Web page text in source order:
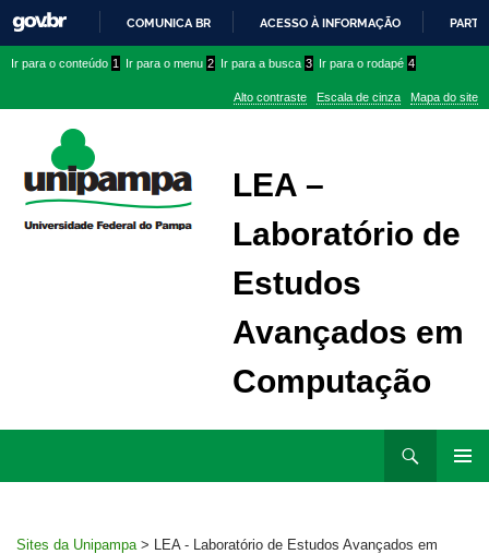
PARA
CONTEÚDO
COMUNICA BR ACESSO À INFORMAÇÃO
conteúdo
menu
superior
menu
Ir para o conteúdo 1 Ir para o menu 2 Ir para a busca 3 Ir para o rodapé 4
Alto contraste Escala de cinza Mapa do site
LEA –
Laboratório de
Estudos
Avançados em
Computação
Sites da Unipampa > LEA - Laboratório de Estudos Avançados em